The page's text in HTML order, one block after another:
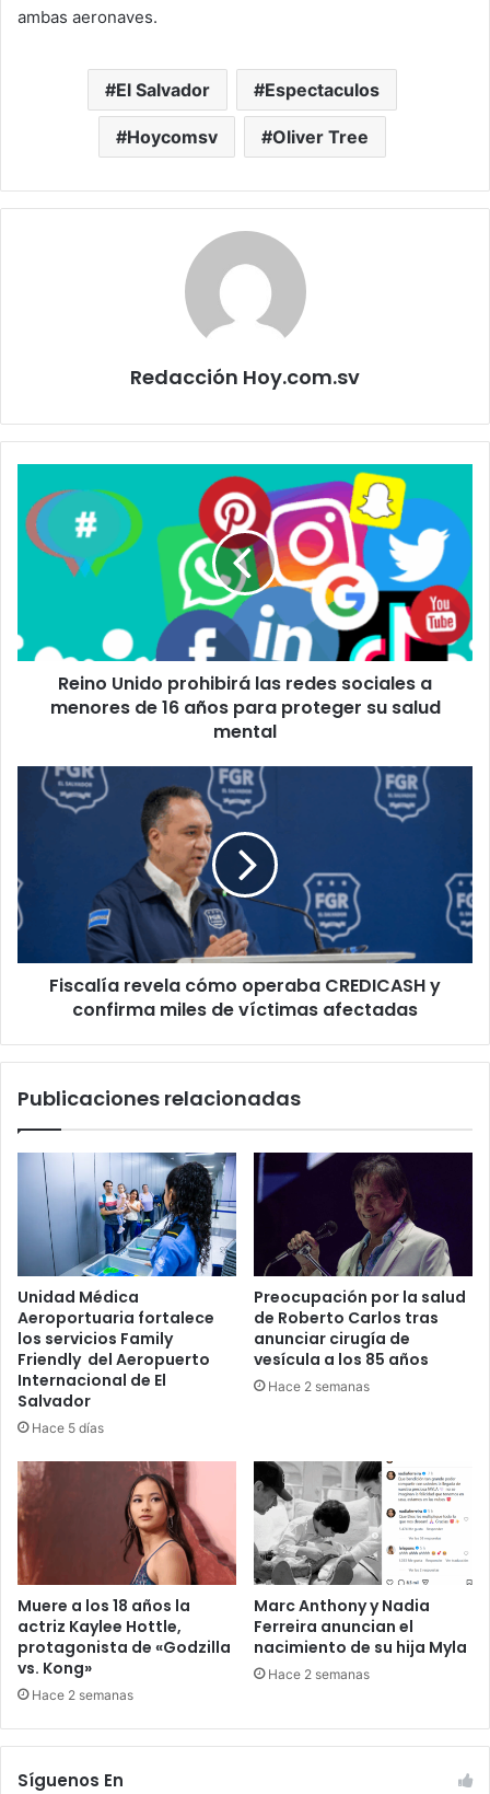
ambas aeronaves.
El Salvador Espectaculos
Hoycomsv Oliver Tree
Redacción Hoy.com.sv
Unido
prohibirá
las
menores
de
salud
Reino Unido prohibirá las redes sociales a
menores de 16 años para proteger su salud
mental
Fiscalía
revela
y
confirma
miles
de
víctimas
afectadas
Fiscalía revela cómo operaba CREDICASH y
confirma miles de víctimas afectadas
Publicaciones relacionadas
Unidad Médica
Aeroportuaria fortalece
los servicios Family
Friendly del Aeropuerto
Internacional de El
Salvador
Hace 5 días
Preocupación por la salud
de Roberto Carlos tras
anunciar cirugía de
vesícula a los 85 años
Hace 2 semanas
Muere a los 18 años la
actriz Kaylee Hottle,
protagonista de «Godzilla
vs. Kong»
Hace 2 semanas
Marc Anthony y Nadia
Ferreira anuncian el
nacimiento de su hija Myla
Hace 2 semanas
Síguenos En